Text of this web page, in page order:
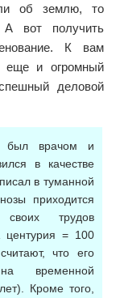
об землю, то
А вот получить
К вам
еще и огромный
деловой
был врачом и
в качестве
в туманной
приходится
трудов
центурия = 100
что его
на временной
Кроме того,